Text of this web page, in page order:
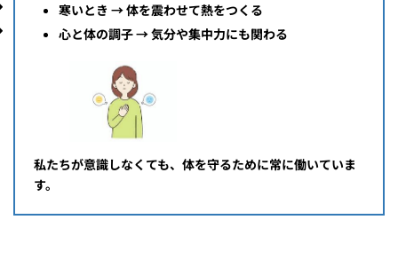
寒いとき → 体を震わせて熱をつくる
心と体の調子 → 気分や集中力にも関わる
私たちが意識しなくても、体を守るために常に働いていま
す。